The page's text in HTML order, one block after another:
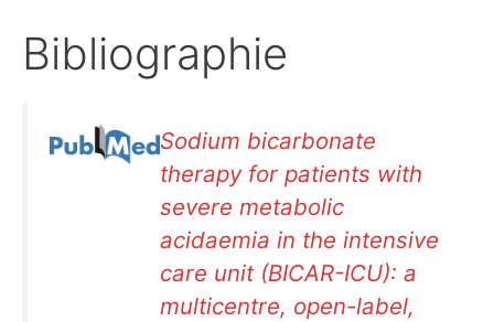
Bibliographie
Sodium bicarbonate
therapy for patients with
severe metabolic
acidaemia in the intensive
care unit (BICAR-ICU): a
multicentre, open-label,